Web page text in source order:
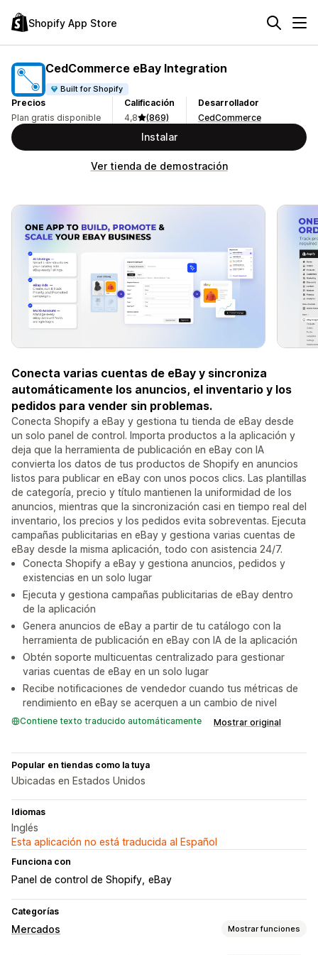
Shopify App Store
CedCommerce eBay Integration
Built for Shopify
Precios
Plan gratis disponible
Calificación
4,8
(869)
Desarrollador
CedCommerce
Instalar
Ver tienda de demostración
Conecta varias cuentas de eBay y sincroniza
automáticamente los anuncios, el inventario y los
pedidos para vender sin problemas.
Conecta Shopify a eBay y gestiona tu tienda de eBay desde
un solo panel de control. Importa productos a la aplicación y
deja que la herramienta de publicación en eBay con IA
convierta los datos de tus productos de Shopify en anuncios
listos para publicar en eBay con unos pocos clics. Las plantillas
de categoría, precio y título mantienen la uniformidad de los
anuncios, mientras que la sincronización casi en tiempo real del
inventario, los precios y los pedidos evita sobreventas. Ejecuta
campañas publicitarias en eBay y gestiona varias cuentas de
eBay desde la misma aplicación, todo con asistencia 24/7.
Conecta Shopify a eBay y gestiona anuncios, pedidos y
existencias en un solo lugar
Ejecuta y gestiona campañas publicitarias de eBay dentro
de la aplicación
Genera anuncios de eBay a partir de tu catálogo con la
herramienta de publicación en eBay con IA de la aplicación
Obtén soporte multicuentas centralizado para gestionar
varias cuentas de eBay en un solo lugar
Recibe notificaciones de vendedor cuando tus métricas de
rendimiento en eBay se acerquen a un cambio de nivel
Contiene texto traducido automáticamente Mostrar original
Popular en tiendas como la tuya
Ubicadas en Estados Unidos
Idiomas
Inglés
Esta aplicación no está traducida al Español
Funciona con
Panel de control de Shopify eBay
Categorías
Mercados Mostrar funciones